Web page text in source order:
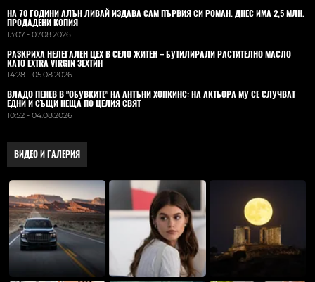
НА 70 ГОДИНИ АЛЪН ЛИВАЙ ИЗДАВА САМ ПЪРВИЯ СИ РОМАН. ДНЕС ИМА 2,5 МЛН.
ПРОДАДЕНИ КОПИЯ
13:07 - 07.08.2026
РАЗКРИХА НЕЛЕГАЛЕН ЦЕХ В СЕЛО ЖИТЕН – БУТИЛИРАЛИ РАСТИТЕЛНО МАСЛО
КАТО EXTRA VIRGIN ЗЕХТИН
14:28 - 05.08.2026
ВЛАДO ПЕНЕВ В "ОБУВКИТЕ" НА АНТЪНИ ХОПКИНС: НА АКТЬОРА МУ СЕ СЛУЧВАТ
ЕДНИ И СЪЩИ НЕЩА ПО ЦЕЛИЯ СВЯТ
10:52 - 04.08.2026
ВИДЕО И ГАЛЕРИЯ